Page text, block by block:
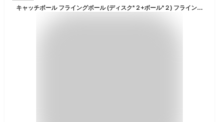
キャッチボール フライングボール (ディスク*２+ボール*２) フライングキャッチボール マジックボール ディスク ボール 親子 ボール 粘着式 マジックテープ 人気 アウトドア スポーツ ストレス解消グッズ 子供 大人